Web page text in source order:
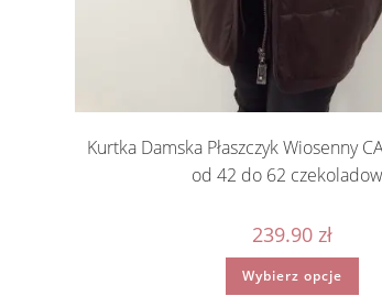
Kurtka Damska Płaszczyk Wiosenny
od 42 do 62
239.90 zł
Wybierz opcje
Ten
ma